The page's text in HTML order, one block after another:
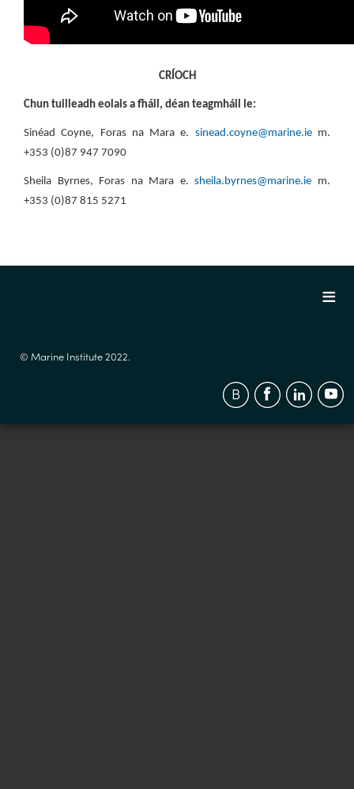
CRÍOCH
Chun tuilleadh eolais a fháil, déan teagmháil le:
Sinéad Coyne, Foras na Mara e. sinead.coyne@marine.iem.
+353 (0)87 947 7090
Sheila Byrnes, Foras na Mara e.sheila.byrnes@marine.ie m.
+353 (0)87 815 5271
© Marine Institute 2022.